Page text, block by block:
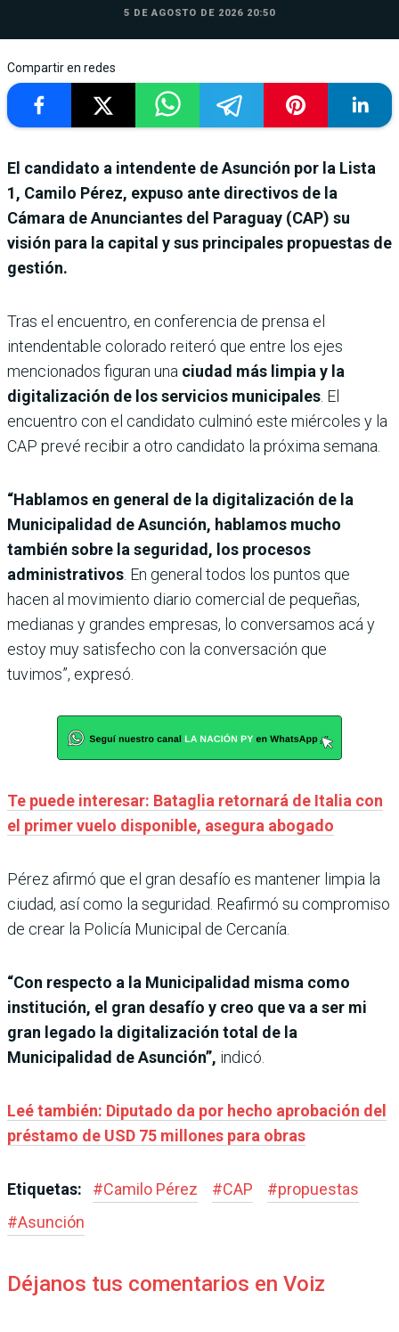
5 DE AGOSTO DE 2026 20:50
Compartir en redes
El candidato a intendente de Asunción por la Lista
1, Camilo Pérez, expuso ante directivos de la
Cámara de Anunciantes del Paraguay (CAP) su
visión para la capital y sus principales propuestas de
gestión.
Tras el encuentro, en conferencia de prensa el
intendentable colorado reiteró que entre los ejes
mencionados figuran una ciudad más limpia y la
digitalización de los servicios municipales . El
encuentro con el candidato culminó este miércoles y la
CAP prevé recibir a otro candidato la próxima semana.
“Hablamos en general de la digitalización de la
Municipalidad de Asunción, hablamos mucho
también sobre la seguridad, los procesos
administrativos . En general todos los puntos que
hacen al movimiento diario comercial de pequeñas,
medianas y grandes empresas, lo conversamos acá y
estoy muy satisfecho con la conversación que
tuvimos”, expresó.
Te puede interesar: Bataglia retornará de Italia con
el primer vuelo disponible, asegura abogado
Pérez afirmó que el gran desafío es mantener limpia la
ciudad, así como la seguridad. Reafirmó su compromiso
de crear la Policía Municipal de Cercanía.
“Con respecto a la Municipalidad misma como
institución, el gran desafío y creo que va a ser mi
gran legado la digitalización total de la
Municipalidad de Asunción”, indicó.
Leé también: Diputado da por hecho aprobación del
préstamo de USD 75 millones para obras
Etiquetas: #Camilo Pérez #CAP #propuestas
#Asunción
Déjanos tus comentarios en Voiz